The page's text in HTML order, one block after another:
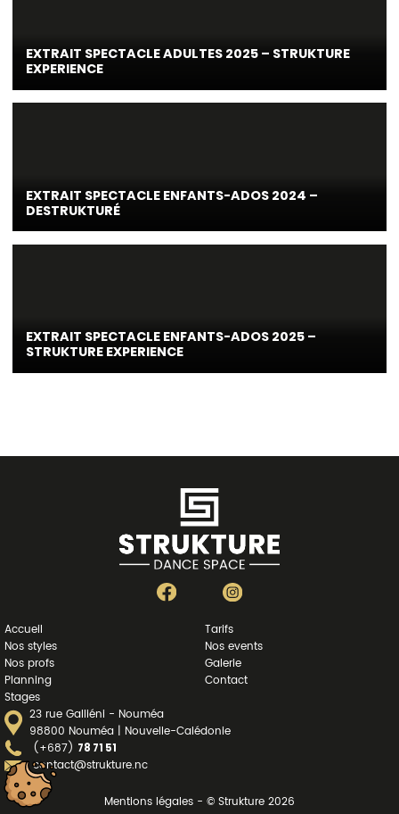
EXTRAIT SPECTACLE ADULTES 2025 – STRUKTURE
EXPERIENCE
EXTRAIT SPECTACLE ENFANTS-ADOS 2024 –
DESTRUKTURÉ
EXTRAIT SPECTACLE ENFANTS-ADOS 2025 –
STRUKTURE EXPERIENCE
Accueil
Nos styles
Nos profs
Planning
Stages
Tarifs
Nos events
Galerie
Contact
23 rue Galliéni - Nouméa
98800 Nouméa | Nouvelle-Calédonie
(+687) 78 71 51
contact@strukture.nc
Mentions légales - © Strukture 2026